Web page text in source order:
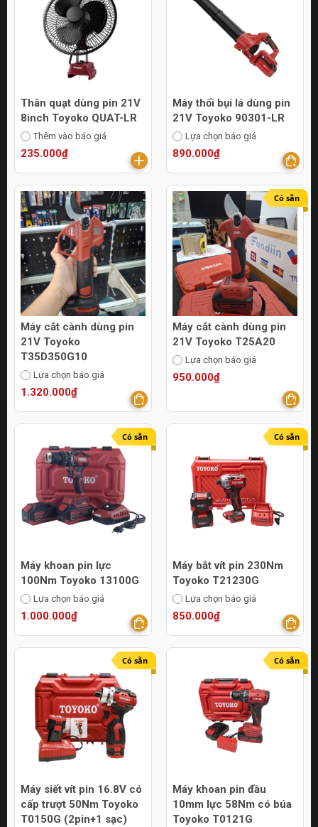
Thân quạt dùng pin 21V
8inch Toyoko QUAT-LR
Thêm vào báo giá
235.000₫
Máy thổi bụi lá dùng pin
21V Toyoko 90301-LR
Lựa chọn báo giá
890.000₫
Máy cắt cành dùng pin
21V Toyoko
T35D350G10
Lựa chọn báo giá
1.320.000₫
Có sẵn
Máy cắt cành dùng pin
21V Toyoko T25A20
Lựa chọn báo giá
950.000₫
Có sẵn
Máy khoan pin lực
100Nm Toyoko 13100G
Lựa chọn báo giá
1.000.000₫
Có sẵn
Máy bắt vít pin 230Nm
Toyoko T21230G
Lựa chọn báo giá
850.000₫
Có sẵn
Máy siết vít pin 16.8V có
cấp trượt 50Nm Toyoko
T0150G (2pin+1 sạc)
Có sẵn
Máy khoan pin đầu
10mm lực 58Nm có búa
Toyoko T0121G